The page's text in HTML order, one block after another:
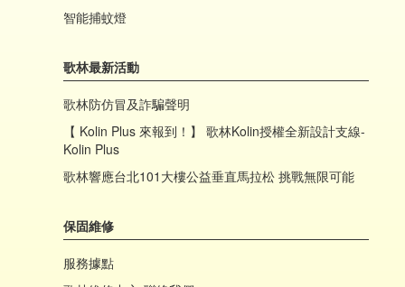
智能捕蚊燈
歌林最新活動
歌林防仿冒及詐騙聲明
【 Kolin Plus 來報到！】 歌林Kolin授權全新設計支線-
Kolin Plus
歌林響應台北101大樓公益垂直馬拉松 挑戰無限可能
保固維修
服務據點